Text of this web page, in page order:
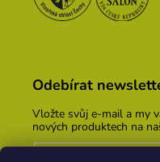
Odebírat
Vložte svůj e-mail a my
nových produktech na